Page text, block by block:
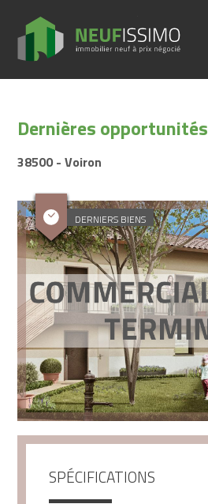
Dernières opportunités
38500 - Voiron
DERNIERS BIENS
SPÉCIFICATIONS